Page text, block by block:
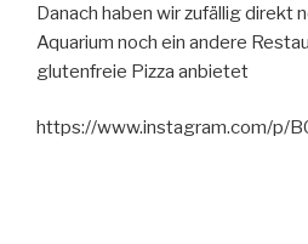
Danach haben wir zufällig direkt
Aquarium noch ein andere
glutenfreie Pizza anbietet
https://www.instagram.com/p/